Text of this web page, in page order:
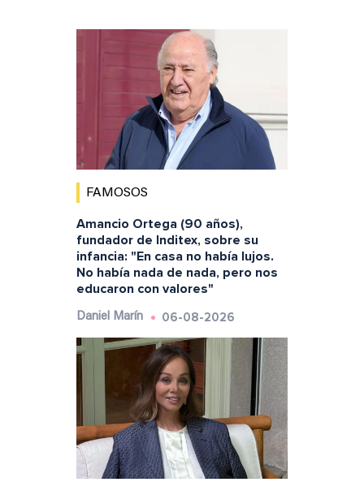
FAMOSOS
Amancio Ortega (90 años),
fundador de Inditex, sobre su
infancia: "En casa no había lujos.
No había nada de nada, pero nos
educaron con valores"
Daniel Marín 06-08-2026